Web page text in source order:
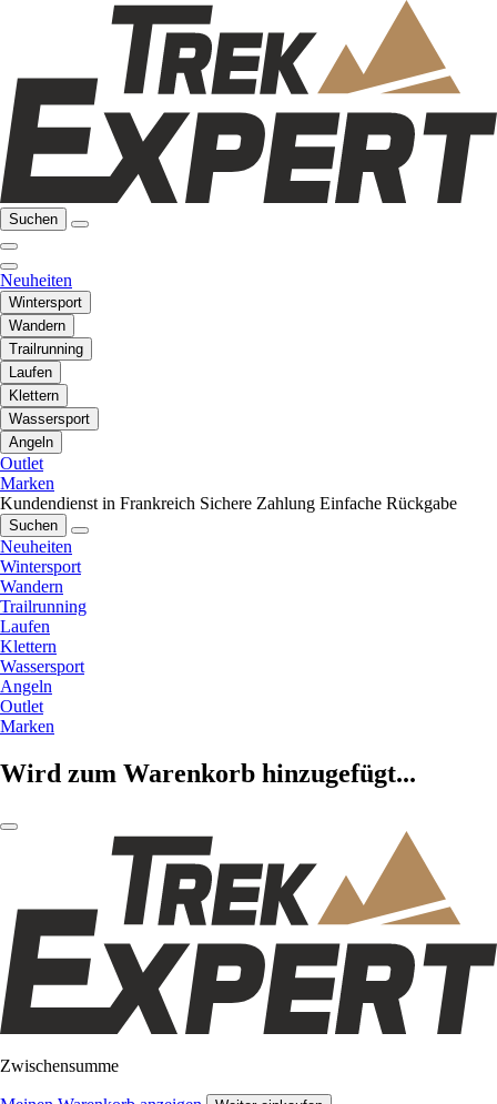
Suchen
Neuheiten
Wintersport
Wandern
Trailrunning
Laufen
Klettern
Wassersport
Angeln
Outlet
Marken
Kundendienst in Frankreich Sichere Zahlung Einfache Rückgabe
Suchen
Neuheiten
Wintersport
Wandern
Trailrunning
Laufen
Klettern
Wassersport
Angeln
Outlet
Marken
Wird zum Warenkorb hinzugefügt...
Zwischensumme